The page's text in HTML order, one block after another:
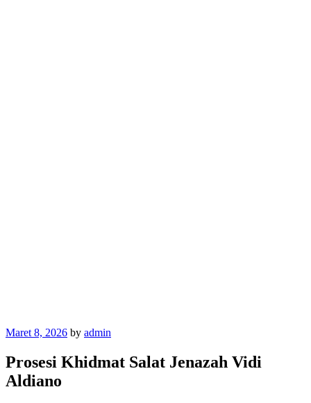
Posted
Maret 8, 2026 by admin
Prosesi Khidmat Salat Jenazah Vidi
Aldiano